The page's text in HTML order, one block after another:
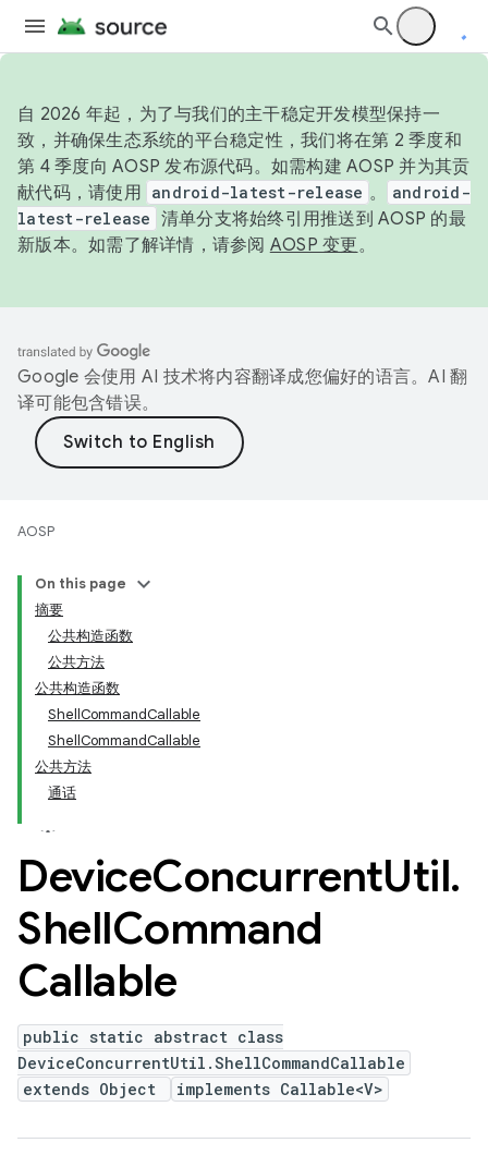
自 2026 年起，为了与我们的主干稳定开发模型保持一
致，并确保生态系统的平台稳定性，我们将在第 2 季度和
第 4 季度向 AOSP 发布源代码。如需构建 AOSP 并为其贡
献代码，请使用 android-latest-release 。
android-
latest-release 清单分支将始终引用推送到 AOSP 的最
新版本。如需了解详情，请参阅 AOSP 变更。
Google 会使用 AI 技术将内容翻译成您偏好的语言。AI 翻
译可能包含错误。
AOSP
On this page
摘要
公共构造函数
公共方法
公共构造函数
ShellCommandCallable
ShellCommandCallable
公共方法
通话
DeviceConcurrentUtil.
ShellCommand
Callable
public static abstract class
DeviceConcurrentUtil.ShellCommandCallable
extends Object
implements Callable<V>